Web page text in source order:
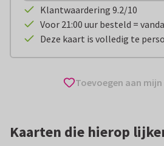
Klantwaardering 9.2/10
Voor 21:00 uur besteld =
Deze kaart is volledig te
Toevoegen aan
Kaarten die hierop